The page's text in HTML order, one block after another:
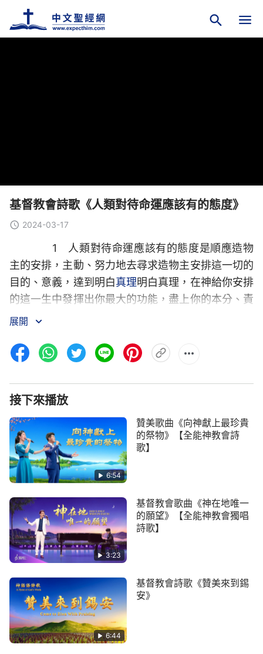
基督教會詩歌《人類對待命運應該有的態度》
2024-03-17
1 人類對待命運應該有的態度是順應造物
主的安排，主動、努力地去尋求造物主安排這一切的
目的、意義，達到明白真理明白真理，在神給你安排
的這一生中發揮出你最大的功能，盡上你的本分、責
任與義務，讓你的一生變得更有意義，更有意義、更
好的是能通過你的尋求、努力達到蒙拯救，這是最好
2 面對命運這事，受造人類最應該有的態
處理，當然更不是去反抗、選擇、改變，而是用心體
會，尋求、摸索、順應，然後積極地面對，最後達到
在神所擺設的生活環境還有人生旅途中尋求神教導你
的做人方式，尋求神要求你該走的道路，以這樣的方
式來經歷神給你安排的命運，最終你就有福了。
3 用這樣的方式經歷造物主給你安排的命
運，那你體會到的不僅有心酸、憂傷、流泪、痛苦、
挫折、失敗，更重要的是你會經歷到喜樂、平安、安
照，還有在人生道路上，當你迷茫的時候，當你面對
挫折失敗、面對選擇的時候，造物主對你的引導，最
終你收穫到的是人這一生怎樣活着最有意義的認識、
經歷與體會。
展開
接下來播放
6:54
贊美歌曲《向神獻上最珍貴
的祭物》【全能神教會詩
歌】
3:23
基督教會歌曲《神在地唯一
的願望》【全能神教會獨唱
詩歌】
6:44
基督教會詩歌《贊美來到錫
安》